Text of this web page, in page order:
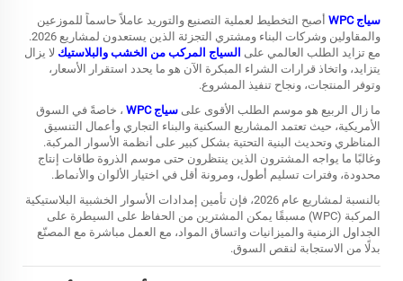
سياج WPC
أصبح التخطيط لعملية التصنيع والتوريد عاملاً حاسماً للموزعين
والمقاولين وشركات البناء ومشتري التجزئة الذين يستعدون لمشاريع 2026.
مع تزايد الطلب العالمي على السياج المركب من الخشب والبلاستيك لا يزال
يتزايد، واتخاذ قرارات الشراء المبكرة الآن هو ما يحدد استقرار الأسعار،
وتوفر المنتجات، ونجاح تنفيذ المشروع.
ما زال الربيع هو موسم الطلب الأقوى على سياج WPC
، خاصةً في السوق
الأمريكية، حيث تعتمد المشاريع السكنية والبناء التجاري وأعمال التنسيق
المناظري وتحديث البنية التحتية بشكل كبير على أنظمة الأسوار المركبة.
وغالبًا ما يواجه المشترون الذين ينتظرون حتى موسم الذروة طاقات إنتاج
محدودة، وفترات تسليم أطول، ومرونة أقل في اختيار الألوان والأنماط.
بالنسبة لمشاريع عام 2026، فإن تأمين إمدادات الأسوار الخشبية البلاستيكية
المركبة (WPC) مسبقًا يمكن المشترين من الحفاظ على السيطرة على
الجداول الزمنية والميزانيات واتساق المواد، مع العمل مباشرة مع المصنّع
بدلًا من الاستجابة لنقص السوق.